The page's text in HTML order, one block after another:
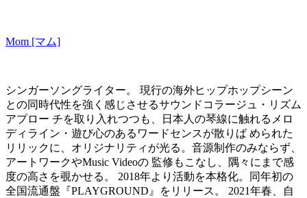
Mom [マム]
シンガーソングライター。 現行の海外ヒップホップシーン
との同時代性を強く感じさせるサウンドコラージュ・リズム
アプロー チを取り入れつつも、日本人の琴線に触れるメロ
ディライン・遊び心のあるワードセンスが散りば められた
リリックに、オリジナリティが光る。音源制作のみならず、
アートワークやMusic Videoの 監修もこなし、隅々にまで感
度の高さを覗かせる。 2018年より活動を本格化。同年初の
全国流通盤『PLAYGROUND』をリリース。 2021年春、自